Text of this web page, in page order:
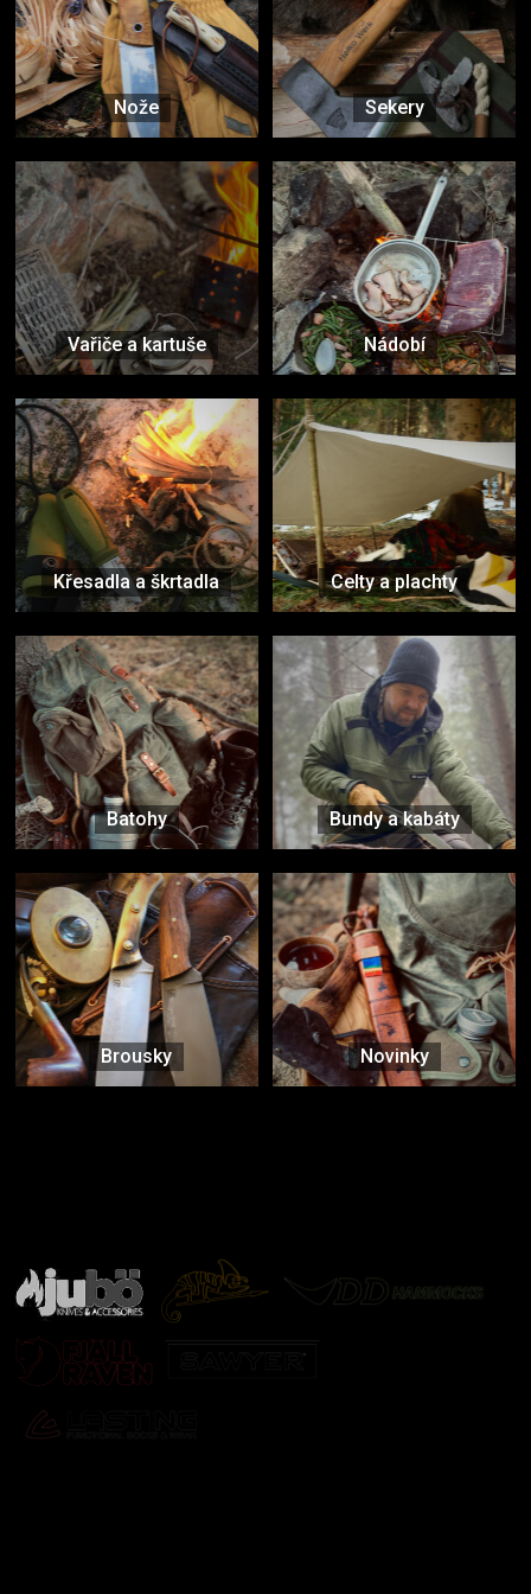
Nože Sekery
Vařiče a kartuše Nádobí
Křesadla a škrtadla Celty a plachty
Batohy Bundy a kabáty
Brousky Novinky